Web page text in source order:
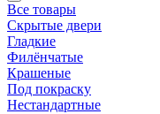
Все товары
Скрытые двери
Гладкие
Филёнчатые
Крашеные
Под покраску
Нестандартные